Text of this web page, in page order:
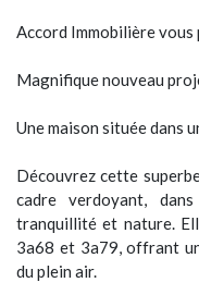
Accord Immobilière vous
Magnifique nouveau
Une maison située dans
Découvrez cette
cadre verdoyant,
tranquillité et nature.
3a68 et 3a79, offrant
du plein air.